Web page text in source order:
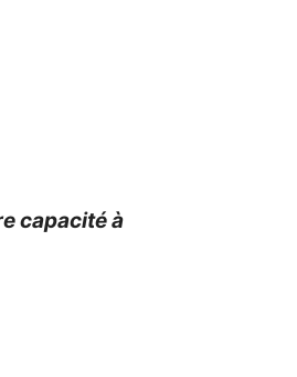
capacité à